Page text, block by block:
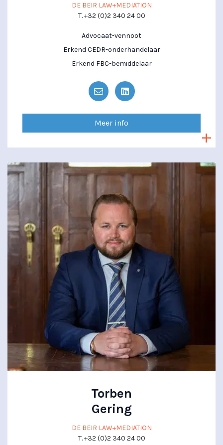
DE BEIR LAW+MEDIATION
T. +32 (0)2 340 24 00
Advocaat-vennoot
Erkend CEDR-onderhandelaar
Erkend FBC-bemiddelaar
Meer info
Torben
Gering
DE BEIR LAW+MEDIATION
T. +32 (0)2 340 24 00